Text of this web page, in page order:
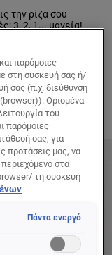
την ρίζα σου
3, 2, 1... μαγεία!
No. 1 προϊόν
κόσμο.
Retouch
σου;
παρόμοιες
στη συσκευή σας ή/
σας (π.χ. διεύθυνση
Ορισμένα
του
παρόμοιες
σας, για
προτάσεις μας, να
στα
τη συσκευή
σας και να σας
cookies τα
τις
επίσης, ανά
Πάντα ενεργό